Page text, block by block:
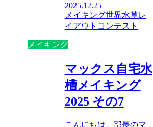
2025.12.25
メイキング世界水草レ
イアウトコンテスト
メイキング
マックス自宅水
槽メイキング
2025 その7
こんにちは、部長のマ